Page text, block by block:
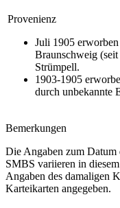
Provenienz
Juli 1905
Braunschweig
Strümpell.
1903-1905
durch unbekannte
Bemerkungen
Die Angaben zum Datum
SMBS variieren in
Angaben des damaligen
Karteikarten angegeben.